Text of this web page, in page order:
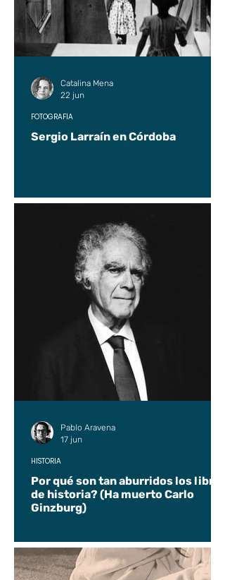
Sergio Larraín en Córdoba
FOTOGRAFÍA
Catalina Mena
22 jun
Por qué son tan aburridos los libros
de historia? (Ha muerto Carlo
Ginzburg)
HISTORIA
Pablo Aravena
17 jun